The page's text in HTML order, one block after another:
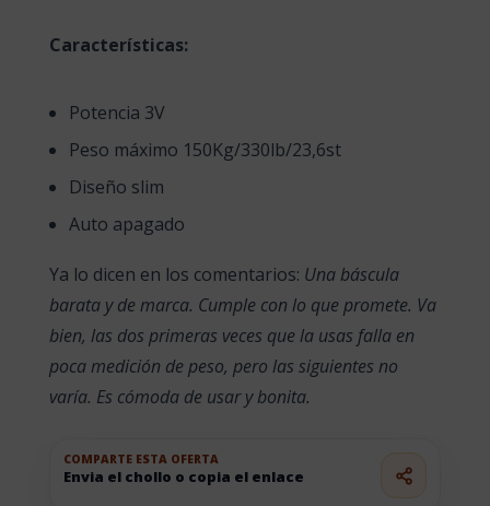
Características:
Potencia 3V
Peso máximo 150Kg/330lb/23,6st
Diseño slim
Auto apagado
Ya lo dicen en los comentarios: Una báscula
barata y de marca. Cumple con lo que promete. Va
bien, las dos primeras veces que la usas falla en
poca medición de peso, pero las siguientes no
varía. Es cómoda de usar y bonita.
COMPARTE ESTA OFERTA
Envia el chollo o copia el enlace